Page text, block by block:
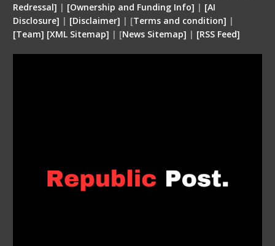
Redressal] | [Ownership and Funding Info] | [AI
Disclosure] | [Disclaimer] | [Terms and condition] |
[Team] [XML Sitemap] | [News Sitemap] | [RSS Feed]